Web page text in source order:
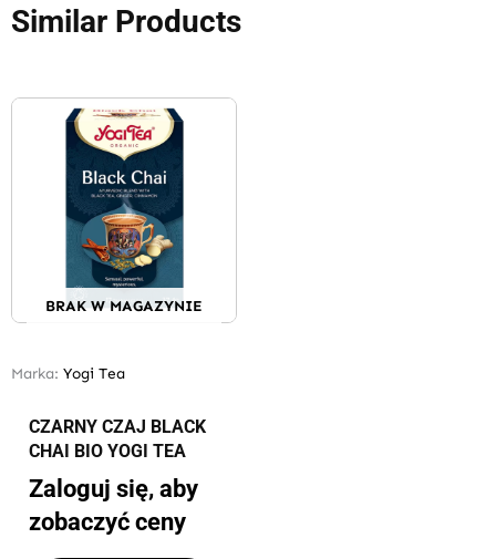
Similar Products
BRAK W MAGAZYNIE
Marka: Yogi Tea
CZARNY CZAJ BLACK
CHAI BIO YOGI TEA
Zaloguj się, aby
zobaczyć ceny